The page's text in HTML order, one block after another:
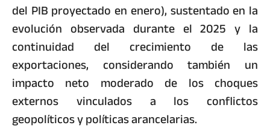
del PIB proyectado en enero), sustentado en la
evolución observada durante el 2025 y la
continuidad del crecimiento de las
exportaciones, considerando también un
impacto neto moderado de los choques
externos vinculados a los conflictos
geopolíticos y políticas arancelarias.